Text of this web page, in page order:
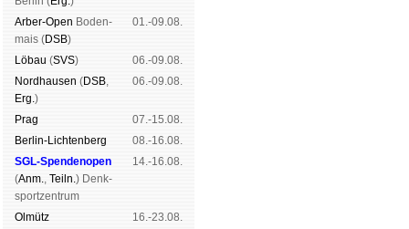
Arber-Open Boden­
mais (DSB)
01.-09.08.
Lö­bau (SVS)
06.-09.08.
Nord­hau­sen (DSB,
Erg.)
06.-09.08.
Prag
07.-15.08.
Berlin-Lich­ten­berg
08.-16.08.
SGL-Spenden­open
(Anm., Teiln.) Denk­
sport­zen­trum
14.-16.08.
Ol­mütz
16.-23.08.